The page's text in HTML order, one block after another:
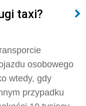
taxi?
osobowego
wtedy, gdy
przypadku